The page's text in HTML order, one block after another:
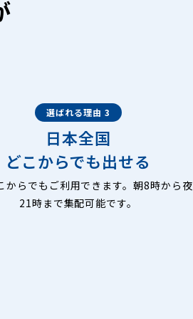
選ばれる理由 3
日本全国
どこからでも出せる
からでもご利用できます。朝8時から夜
21時まで集配可能です。